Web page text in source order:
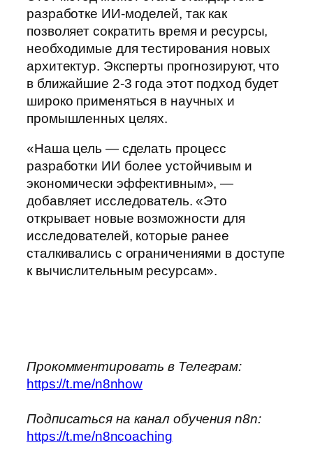
разработке ИИ-моделей, так как
позволяет сократить время и ресурсы,
необходимые для тестирования новых
архитектур. Эксперты прогнозируют, что
в ближайшие 2-3 года этот подход будет
широко применяться в научных и
промышленных целях.
«Наша цель — сделать процесс
разработки ИИ более устойчивым и
экономически эффективным», —
добавляет исследователь. «Это
открывает новые возможности для
исследователей, которые ранее
сталкивались с ограничениями в доступе
к вычислительным ресурсам».
Прокомментировать в Телеграм:
https://t.me/n8nhow
Подписаться на канал обучения n8n:
https://t.me/n8ncoaching